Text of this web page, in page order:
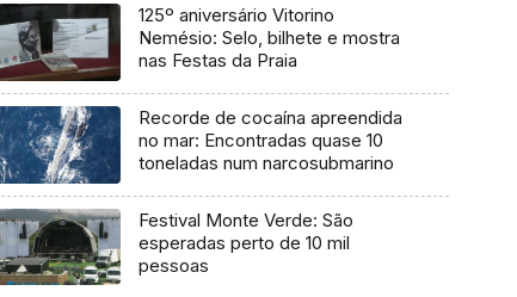
125º aniversário Vitorino
Nemésio: Selo, bilhete e mostra
nas Festas da Praia
Recorde de cocaína apreendida
no mar: Encontradas quase 10
toneladas num narcosubmarino
Festival Monte Verde: São
esperadas perto de 10 mil
pessoas